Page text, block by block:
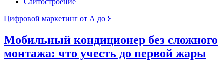
Цифровой маркетинг от А до Я
Мобильный кондиционер без сложного
монтажа: что учесть до первой жары